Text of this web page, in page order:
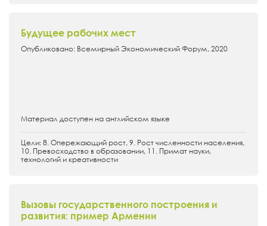
Будущее рабочих мест
Опубликовано: Всемирный Экономический Форум, 2020
Материал доступен на английском языке
Цели։ 8. Опережающий рост, 9. Рост численности населения,
10. Превосходство в образовании, 11. Примат науки,
технологий и креативности
Вызовы государственного построения и
развития: пример Армении